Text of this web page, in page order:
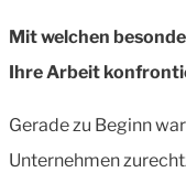
Mit welchen
Ihre Arbeit
Gerade zu Beginn
Unternehmen